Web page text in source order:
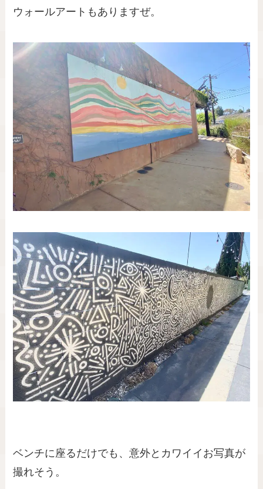
ウォールアートもありますぜ。
ベンチに座るだけでも、意外とカワイイお写真が
撮れそう。